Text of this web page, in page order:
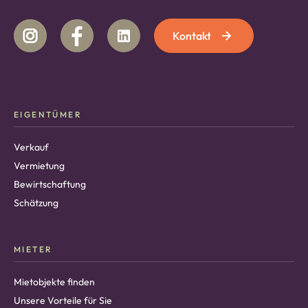
Kontakt
EIGENTÜMER
Verkauf
Vermietung
Bewirtschaftung
Schätzung
MIETER
Mietobjekte finden
Unsere Vorteile für Sie